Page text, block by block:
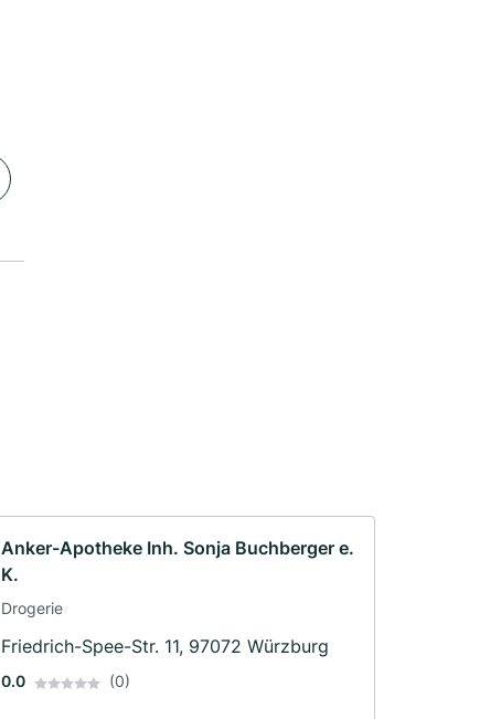
Anker-Apotheke Inh. Sonja Buchberger e.
K.
Drogerie
Friedrich-Spee-Str. 11, 97072 Würzburg
0.0 (0)